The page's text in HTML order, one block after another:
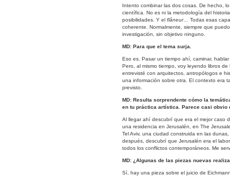
Intento combinar las dos cosas. De hecho,
científica. No es ni la metodología del
posibilidades. Y el flâneur… Todas esas
coherente. Normalmente, siempre que
investigación, sin objetivo ninguno.
MD: Para que el tema surja.
Eso es. Pasar un tiempo ahí, caminar,
Pero, al mismo tiempo, voy leyendo libros
entrevisté con arquitectos, antropólogos e
una información sobre otra. El contexto era
previsto.
MD: Resulta sorprendente cómo la
en tu práctica artística. Parece casi obvio
Al llegar ahí descubrí que era el mejor caso
una residencia en Jerusalén, en The
Tel Aviv, una ciudad construida en las
después, descubrí que Jerusalén era el
todos los conflictos contemporáneos. Me
MD: ¿Algunas de las piezas nuevas
Sí, hay una pieza sobre el juicio de